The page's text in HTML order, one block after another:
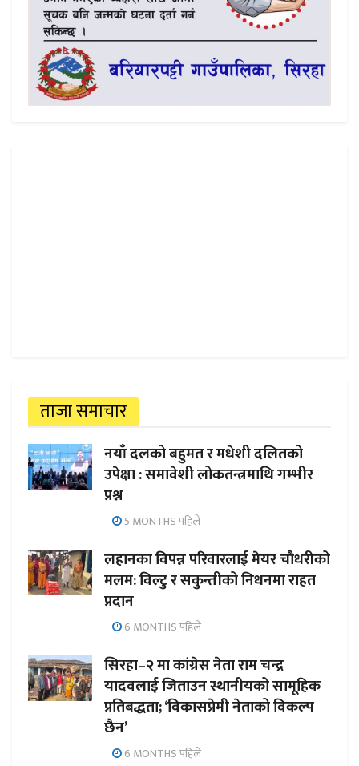
ताजा समाचार
नयाँ दलको बहुमत र मधेशी दलितको
उपेक्षा : समावेशी लोकतन्त्रमाथि गम्भीर
प्रश्न
5 MONTHS पहिले
लहानका विपन्न परिवारलाई मेयर चौधरीको
मलम: विल्टु र सकुन्तीको निधनमा राहत
प्रदान
6 MONTHS पहिले
सिरहा–२ मा कांग्रेस नेता राम चन्द्र
यादवलाई जिताउन स्थानीयको सामूहिक
प्रतिबद्धता; ‘विकासप्रेमी नेताको विकल्प
छैन’
6 MONTHS पहिले